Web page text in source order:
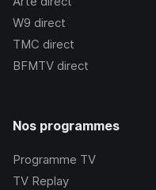
W9 direct
TMC direct
BFMTV direct
Nos programmes
Programme TV
TV Replay